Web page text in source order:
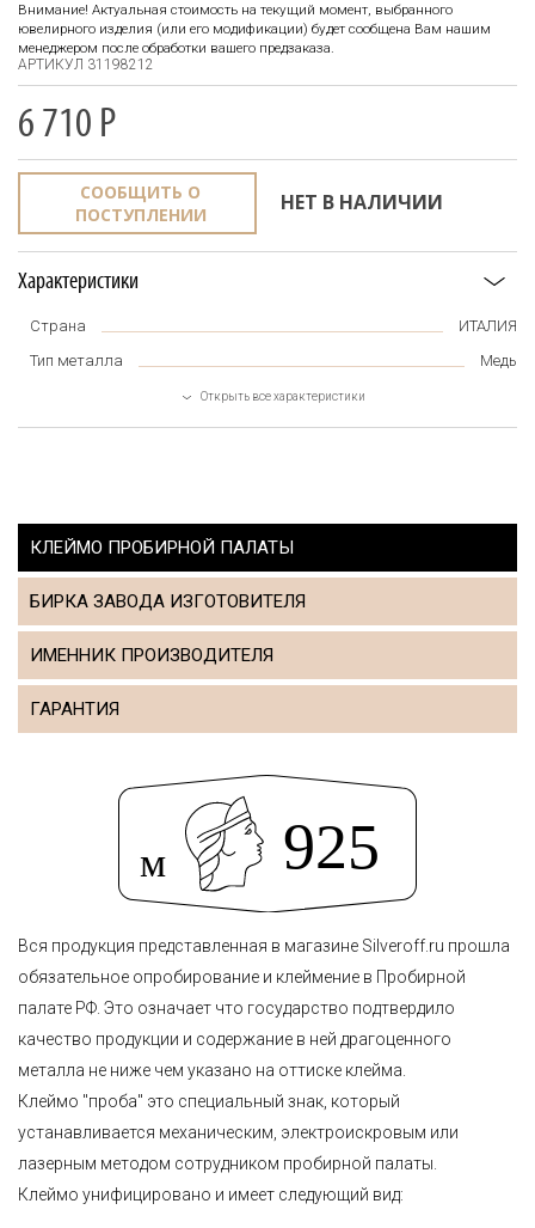
АРТИКУЛ 31198212
6 710 Р
Внимание! Актуальная стоимость на текущий момент, выбранного
ювелирного изделия (или его модификации) будет сообщена Вам нашим
менеджером после обработки вашего предзаказа.
СООБЩИТЬ О
ПОСТУПЛЕНИИ
НЕТ В НАЛИЧИИ
Характеристики
Страна
ИТАЛИЯ
Тип металла
Медь
Открыть все характеристики
КЛЕЙМО ПРОБИРНОЙ ПАЛАТЫ
БИРКА ЗАВОДА ИЗГОТОВИТЕЛЯ
ИМЕННИК ПРОИЗВОДИТЕЛЯ
ГАРАНТИЯ
Вся продукция представленная в магазине Silveroff.ru прошла
обязательное опробирование и клеймение в Пробирной
палате РФ. Это означает что государство подтвердило
качество продукции и содержание в ней драгоценного
металла не ниже чем указано на оттиске клейма.
Клеймо "проба" это специальный знак, который
устанавливается механическим, электроискровым или
лазерным методом сотрудником пробирной палаты.
Клеймо унифицировано и имеет следующий вид: